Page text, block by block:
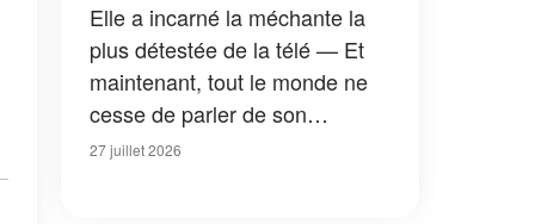
Elle a incarné la méchante la
plus détestée de la télé — Et
maintenant, tout le monde ne
cesse de parler de son
apparition dans la nouvelle
27 juillet 2026